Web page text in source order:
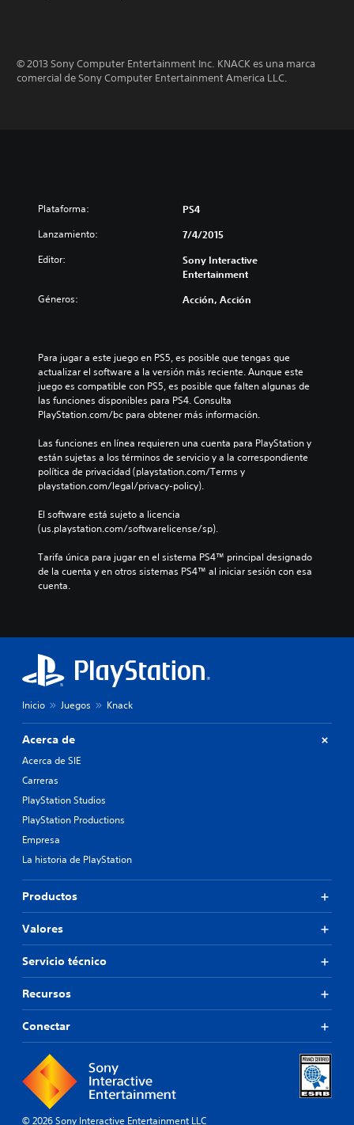
© 2013 Sony Computer Entertainment Inc. KNACK es una marca
comercial de Sony Computer Entertainment America LLC.
Plataforma: PS4
Lanzamiento: 7/4/2015
Editor:
Sony Interactive
Entertainment
Géneros: Acción, Acción
Para jugar a este juego en PS5, es posible que tengas que
actualizar el software a la versión más reciente. Aunque este
juego es compatible con PS5, es posible que falten algunas de
las funciones disponibles para PS4. Consulta
PlayStation.com/bc para obtener más información.
Las funciones en línea requieren una cuenta para PlayStation y
están sujetas a los términos de servicio y a la correspondiente
política de privacidad (playstation.com/Terms y
playstation.com/legal/privacy-policy).
El software está sujeto a licencia
(us.playstation.com/softwarelicense/sp).
Tarifa única para jugar en el sistema PS4™ principal designado
de la cuenta y en otros sistemas PS4™ al iniciar sesión con esa
cuenta.
Inicio Juegos Knack
Acerca de
Acerca de SIE
Carreras
PlayStation Studios
PlayStation Productions
Empresa
La historia de PlayStation
Productos
Valores
Servicio técnico
Recursos
Conectar
© 2026 Sony Interactive Entertainment LLC